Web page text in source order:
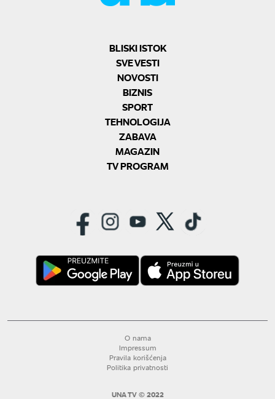
BLISKI ISTOK
SVE VESTI
NOVOSTI
BIZNIS
SPORT
TEHNOLOGIJA
ZABAVA
MAGAZIN
TV PROGRAM
O nama
Impressum
Pravila korišćenja
Politika privatnosti
UNA TV © 2022